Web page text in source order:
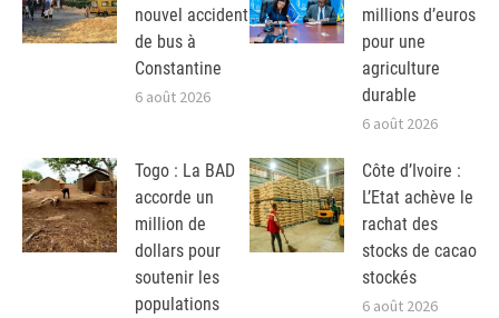
nouvel accident
de bus à
Constantine
6 août 2026
millions d’euros
pour une
agriculture
durable
6 août 2026
Togo : La BAD
accorde un
million de
dollars pour
soutenir les
populations
Côte d’Ivoire :
L’Etat achève le
rachat des
stocks de cacao
stockés
6 août 2026